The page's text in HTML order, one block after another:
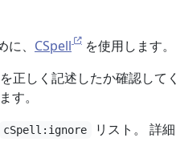
、 CSpell を使用します。
正しく記述したか確認して
す。
cSpell:ignore
リスト。 詳